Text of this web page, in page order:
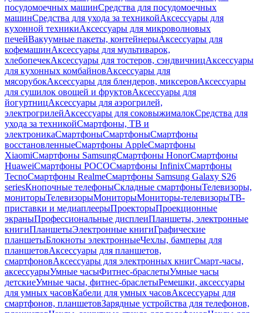
посудомоечных машинСредства для посудомоечных
машинСредства для ухода за техникойАксессуары для
кухонной техникиАксессуары для микроволновых
печейВакуумные пакеты, контейнерыАксессуары для
кофемашинАксессуары для мультиварок,
хлебопечекАксессуары для тостеров, сэндвичницАксессуары
для кухонных комбайновАксессуары для
мясорубокАксессуары для блендеров, миксеровАксессуары
для сушилок овощей и фруктовАксессуары для
йогуртницАксессуары для аэрогрилей,
электрогрилейАксессуары для соковыжималокСредства для
ухода за техникойСмартфоны, ТВ и
электроникаСмартфоныСмартфоныСмартфоны
восстановленныеСмартфоны AppleСмартфоны
XiaomiСмартфоны SamsungСмартфоны HonorСмартфоны
HuaweiСмартфоны POCOСмартфоны InfinixСмартфоны
TecnoСмартфоны RealmeСмартфоны Samsung Galaxy S26
seriesКнопочные телефоныСкладные смартфоныТелевизоры,
мониторыТелевизорыМониторыМониторы-телевизорыТВ-
приставки и медиаплеерыПроекторыПроекционные
экраныПрофессиональные дисплеиПланшеты, электронные
книгиПланшетыЭлектронные книгиГрафические
планшетыБлокноты электронныеЧехлы, бамперы для
планшетовАксессуары для планшетов,
смартфоновАксессуары для электронных книгСмарт-часы,
аксессуарыУмные часыФитнес-браслетыУмные часы
детскиеУмные часы, фитнес-браслетыРемешки, аксессуары
для умных часовКабели для умных часовАксессуары для
смартфонов, планшетовЗарядные устройства для телефонов,